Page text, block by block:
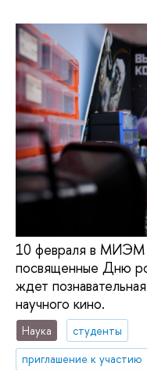
10 февраля в
посвященные Дню
ждет
научного кино.
Наука
студенты
приглашение к участию